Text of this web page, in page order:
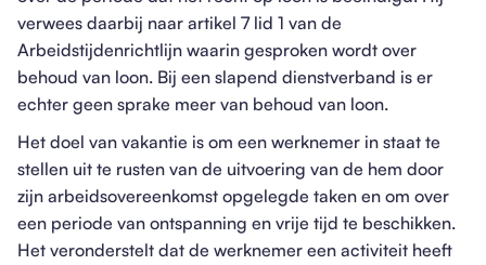
verwees daarbij naar artikel 7 lid 1 van de
Arbeidstijdenrichtlijn waarin gesproken wordt over
behoud van loon. Bij een slapend dienstverband is er
echter geen sprake meer van behoud van loon.
Het doel van vakantie is om een werknemer in staat te
stellen uit te rusten van de uitvoering van de hem door
zijn arbeidsovereenkomst opgelegde taken en om over
een periode van ontspanning en vrije tijd te beschikken.
Het veronderstelt dat de werknemer een activiteit heeft